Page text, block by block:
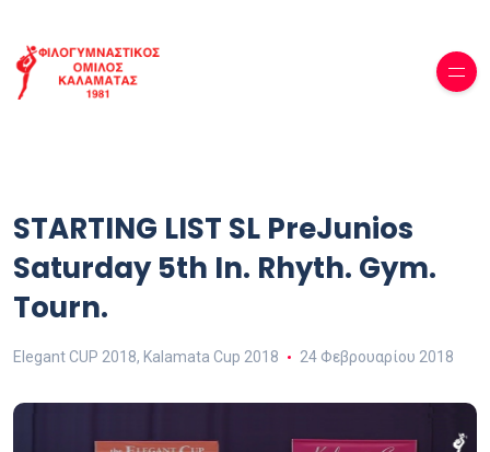
STARTING LIST SL PreJunios
Saturday 5th In. Rhyth. Gym.
Tourn.
Elegant CUP 2018, Kalamata Cup 2018 24 Φεβρουαρίου 2018